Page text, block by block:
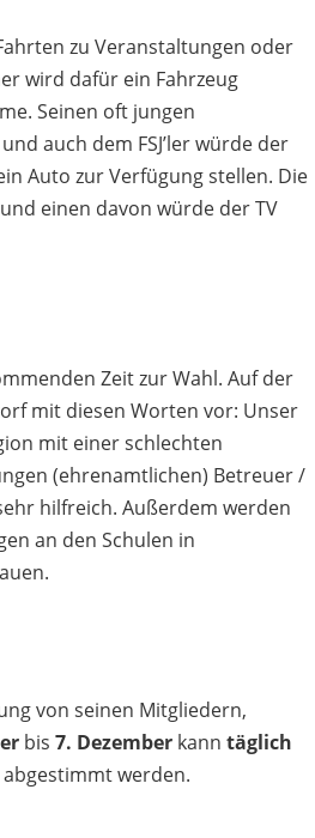
zu Veranstaltungen oder
wird dafür ein Fahrzeug
Seinen oft jungen
auch dem FSJ’ler würde der
Auto zur Verfügung stellen. Die
einen davon würde der TV
Zeit zur Wahl. Auf der
mit diesen Worten vor: Unser
mit einer schlechten
(ehrenamtlichen) Betreuer /
hilfreich. Außerdem werden
an den Schulen in
von seinen Mitgliedern,
bis 7. Dezember kann täglich
werden.